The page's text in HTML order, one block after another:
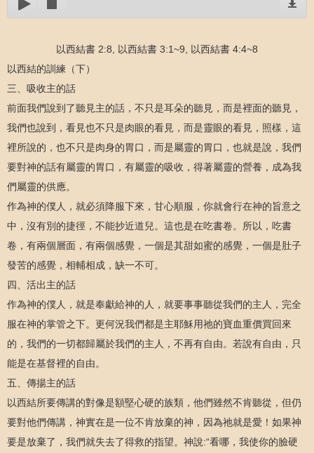
以西結書 2:8, 以西結書 3:1~9, 以西結書 4:4~8
以西結的訓練（下）
三、吸收主的話
前面我們說到了聽見主的話，不只是耳朵的聽見，而是裡面的聽見，
我們也說到，看見也不只是肉眼的看見，而是靈眼的看見，照樣，這
裡所說的，也不只是肉身的胃口，而是屬靈的胃口，也就是說，我們
要對神的話有屬靈的胃口，有屬靈的吸收，得著屬靈的營養，成為我
們屬靈的供應。
作為神的僕人，就必須降服下來，甘心順服，你就會行在神的旨意之
中，沒有別的捷徑，不能抄近道兒。這也是在吃書卷。所以，吃書
卷，有兩個層面，有兩個感覺，一個是其甜如蜜的感覺，一個是肚子
發苦的感覺，相輔相成，缺一不可。
四、活出主的話
作為神的僕人，就是奉獻給神的人，就要事事聽從我們的主人，完全
服在神的掌管之下。更何況我們都是主耶穌用祂的寶血重價買回來
的，我們的一切都歸屬於我們的主人，不再有自由。若說有自由，只
能是在基督裡的自由。
五、傳揚主的話
以西結所要傳講的對像是額堅心硬的族類，他們雖然不肯聽從，但仍
要對他們傳講，神實在是一位不肯放棄的神，因為祂就是愛！如果神
要是放棄了，我們就失去了得救的指望。神說:“看哪，我使你的臉硬